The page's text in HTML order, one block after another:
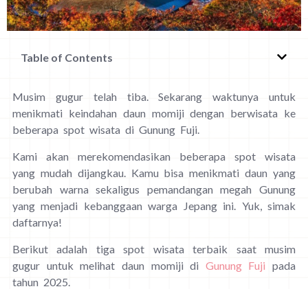
Table of Contents
Musim gugur telah tiba. Sekarang waktunya untuk
menikmati keindahan daun momiji dengan berwisata ke
beberapa spot wisata di Gunung Fuji.
Kami akan merekomendasikan beberapa spot wisata
yang mudah dijangkau. Kamu bisa menikmati daun yang
berubah warna sekaligus pemandangan megah Gunung
yang menjadi kebanggaan warga Jepang ini. Yuk, simak
daftarnya!
Berikut adalah tiga spot wisata terbaik saat musim
gugur untuk melihat daun momiji di Gunung Fuji pada
tahun 2025.